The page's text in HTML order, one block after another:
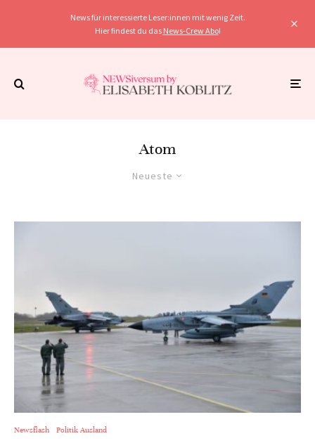
News für interessierte Leser:innen mit wenig Zeit.
Hier findest du das News-Crew Abo!
Atom
Neueste
Newsflash Politik Ausland